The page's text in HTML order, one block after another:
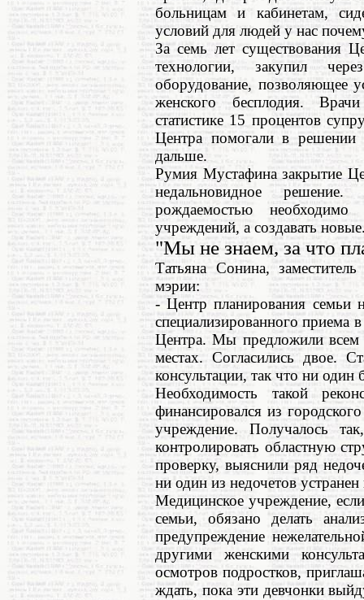
больницам и кабинетам,
условий для людей у нас
За семь лет существования
технологии, закупил
оборудование, позволяющее
женского бесплодия.
статистике 15 процентов
Центра помогали в
дальше.
Румия Мустафина закрытие
недальновидное
рождаемостью
учреждений, а создавать
"Мы не знаем, за что
Татьяна Сонина,
мэрии:
- Центр планирования семьи
специализированного приема
Центра. Мы предложили всем
местах. Согласились двое.
консультации, так что ни один
Необходимость такой
финансировался из
учреждение. Получалось
контролировать областную
проверку, выяснили ряд
ни один из недочетов
Медицинское учреждение,
семьи, обязано делать
предупреждение
другими женскими
осмотров подростков,
ждать, пока эти девчонки